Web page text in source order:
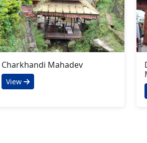
Charkhandi Mahadev
View